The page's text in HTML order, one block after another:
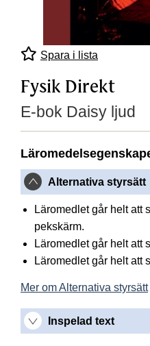
Spara i lista
Fysik Direkt
E-bok Daisy ljud
Alternativa styrsätt
Läromedlet går helt att
pekskärm.
Läromedlet går helt att
Läromedlet går helt att
Mer om Alternativa styrsätt
Inspelad text